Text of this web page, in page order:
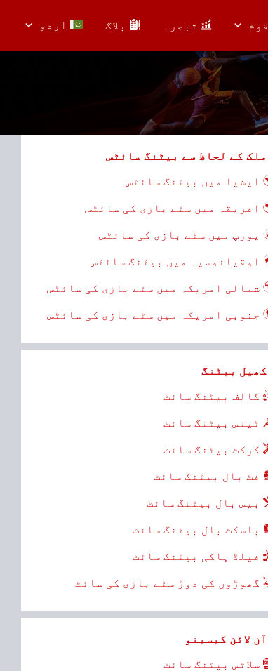
قوم تبصرہ بلاگ اردو
ملک کے لحاظ سے بیٹنگ سائٹس
ایشیا میں بیٹنگ سائٹس
افریقہ میں سٹے بازی کی سائٹس
یورپ میں سٹے بازی کی سائٹس
اوقیانوسیہ میں بیٹنگ سائٹس
شمالی امریکہ میں سٹے بازی کی سائٹس
جنوبی امریکہ میں سٹے بازی کی سائٹس
کھیل بیٹنگ
گالف بیٹنگ سائٹ
ٹینس بیٹنگ سائٹ
کرکٹ بیٹنگ سائٹ
فٹ بال بیٹنگ سائٹ
بیس بال بیٹنگ سائٹ
باسکٹ بال بیٹنگ سائٹ
فیلڈ ہاکی بیٹنگ سائٹ
گھوڑوں کی دوڑ سٹے بازی کی سائٹ
آن لائن کیسینو
سلاٹس بیٹنگ سائٹ